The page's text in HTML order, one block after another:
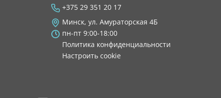
+375 29 351 20 17
Минск, ул. Амураторская 4Б
пн-пт 9:00-18:00
Политика конфиденциальности
Настроить cookie